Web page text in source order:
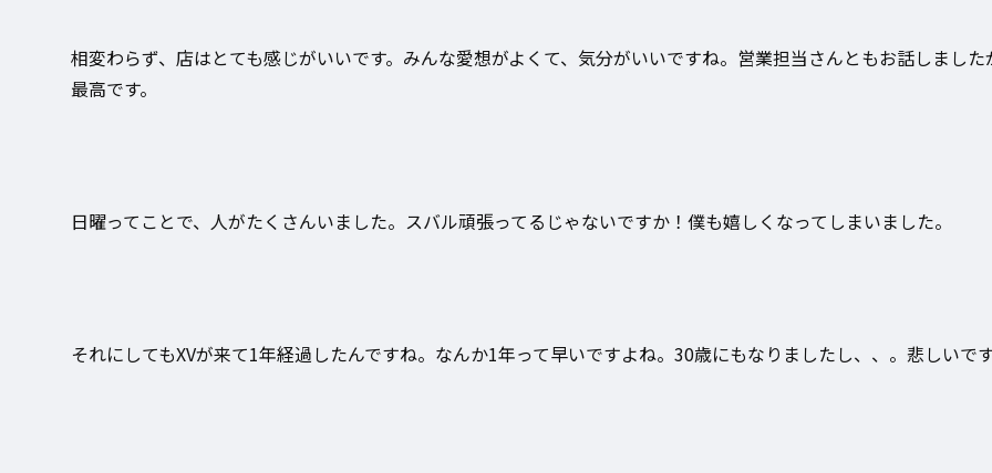
相変わらず、店はとても感じがいいです。みんな愛想がよくて、気分がいいですね。営業担当さんともお話しました
最高です。
日曜ってことで、人がたくさんいました。スバル頑張ってるじゃないですか！僕も嬉しくなってしまいました。
それにしてもXVが来て1年経過したんですね。なんか1年って早いですよね。30歳にもなりましたし、、。悲しいで